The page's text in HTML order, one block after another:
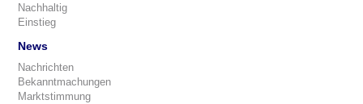
Nachhaltig
Einstieg
News
Nachrichten
Bekanntmachungen
Marktstimmung